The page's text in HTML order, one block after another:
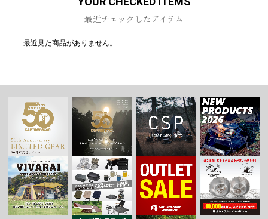
最近チェックしたアイテム
最近見た商品がありません。